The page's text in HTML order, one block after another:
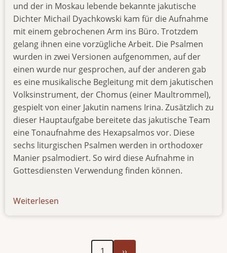
und der in Moskau lebende bekannte jakutische
Dichter Michail Dyachkowski kam für die Aufnahme
mit einem gebrochenen Arm ins Büro. Trotzdem
gelang ihnen eine vorzügliche Arbeit. Die Psalmen
wurden in zwei Versionen aufgenommen, auf der
einen wurde nur gesprochen, auf der anderen gab
es eine musikalische Begleitung mit dem jakutischen
Volksinstrument, der Chomus (einer Maultrommel),
gespielt von einer Jakutin namens Irina. Zusätzlich zu
dieser Hauptaufgabe bereitete das jakutische Team
eine Tonaufnahme des Hexapsalmos vor. Diese
sechs liturgischen Psalmen werden in orthodoxer
Manier psalmodiert. So wird diese Aufnahme in
Gottesdiensten Verwendung finden können.
Weiterlesen
Seitennummerierung